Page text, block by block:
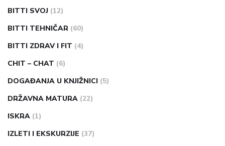
BITTI SVOJ (12)
BITTI TEHNIČAR (60)
BITTI ZDRAV I FIT (4)
CHIT – CHAT (6)
DOGAĐANJA U KNJIŽNICI (5)
DRŽAVNA MATURA (22)
ISKRA (1)
IZLETI I EKSKURZIJE (37)